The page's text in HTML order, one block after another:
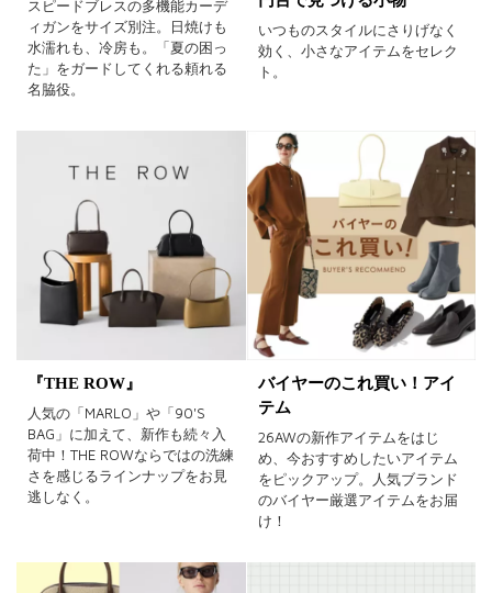
スピードブレスの多機能カーデ
ィガンをサイズ別注。日焼けも
水濡れも、冷房も。「夏の困っ
た」をガードしてくれる頼れる
名脇役。
いつものスタイルにさりげなく
効く、小さなアイテムをセレク
ト。
『THE ROW』
人気の「MARLO」や「90'S
BAG」に加えて、新作も続々入
荷中！THE ROWならではの洗練
さを感じるラインナップをお見
逃しなく。
バイヤーのこれ買い！アイ
テム
26AWの新作アイテムをはじ
め、今おすすめしたいアイテム
をピックアップ。人気ブランド
のバイヤー厳選アイテムをお届
け！